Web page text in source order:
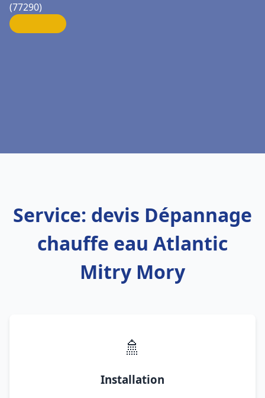
(77290)
Service: devis Dépannage
chauffe eau Atlantic
Mitry Mory
🚿
Installation